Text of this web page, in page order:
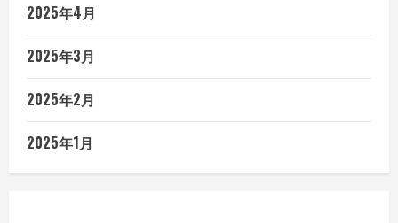
2025年4月
2025年3月
2025年2月
2025年1月